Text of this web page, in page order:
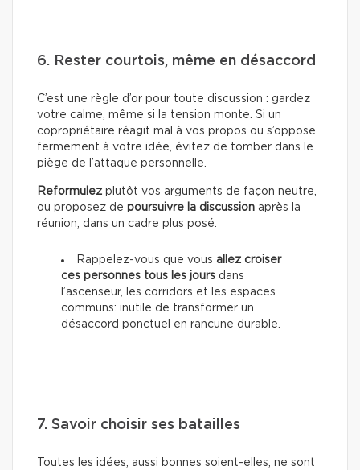
6. Rester courtois, même en désaccord
C’est une règle d’or pour toute discussion : gardez
votre calme, même si la tension monte. Si un
copropriétaire réagit mal à vos propos ou s’oppose
fermement à votre idée, évitez de tomber dans le
piège de l’attaque personnelle.
Reformulez plutôt vos arguments de façon neutre,
ou proposez de poursuivre la discussion après la
réunion, dans un cadre plus posé.
Rappelez-vous que vous allez croiser
ces personnes tous les jours dans
l’ascenseur, les corridors et les espaces
communs: inutile de transformer un
désaccord ponctuel en rancune durable.
7. Savoir choisir ses batailles
Toutes les idées, aussi bonnes soient-elles, ne sont